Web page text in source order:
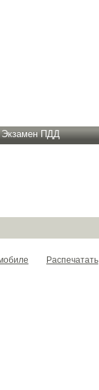
Экзамен ПДД
Распечатать